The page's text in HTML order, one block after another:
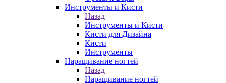
Инструменты и Кисти
Назад
Инструменты и Кисти
Кисти для Дизайна
Кисти
Инструменты
Наращивание ногтей
Назад
Наращивание ногтей